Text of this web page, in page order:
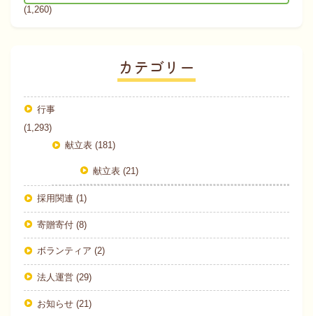
(1,260)
カテゴリー
行事
(1,293)
献立表 (181)
献立表 (21)
採用関連 (1)
寄贈寄付 (8)
ボランティア (2)
法人運営 (29)
お知らせ (21)